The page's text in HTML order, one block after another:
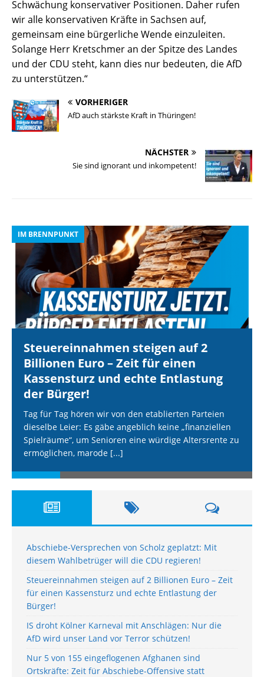
Schwächung konservativer Positionen. Daher rufen
wir alle konservativen Kräfte in Sachsen auf,
gemeinsam eine bürgerliche Wende einzuleiten.
Solange Herr Kretschmer an der Spitze des Landes
und der CDU steht, kann dies nur bedeuten, die AfD
zu unterstützen.“
VORHERIGER
AfD auch stärkste Kraft in Thüringen!
NÄCHSTER
Sie sind ignorant und inkompetent!
IM BRENNPUNKT
Steuereinnahmen steigen auf 2
Billionen Euro – Zeit für einen
Kassensturz und echte Entlastung
der Bürger!
Tag für Tag hören wir von den etablierten Parteien
dieselbe Leier: Es gäbe angeblich keine „finanziellen
Spielräume“, um Senioren eine würdige Altersrente zu
ermöglichen, marode [...]
Abschiebe-Versprechen von Scholz geplatzt: Mit
diesem Wahlbetrüger will die CDU regieren!
Steuereinnahmen steigen auf 2 Billionen Euro – Zeit
für einen Kassensturz und echte Entlastung der
Bürger!
IS droht Kölner Karneval mit Anschlägen: Nur die
AfD wird unser Land vor Terror schützen!
Nur 5 von 155 eingeflogenen Afghanen sind
Ortskräfte: Zeit für Abschiebe-Offensive statt